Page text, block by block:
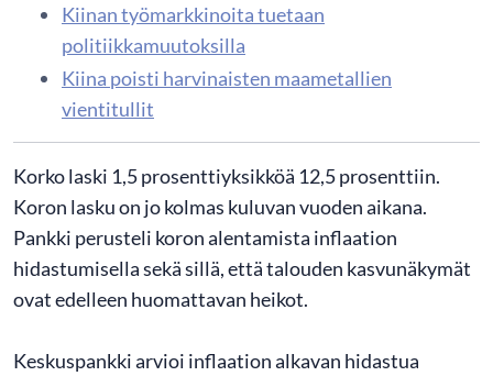
Kiinan työmarkkinoita tuetaan
politiikkamuutoksilla
Kiina poisti harvinaisten maametallien
vientitullit
Korko laski 1,5 prosenttiyksikköä 12,5 prosenttiin.
Koron lasku on jo kolmas kuluvan vuoden aikana.
Pankki perusteli koron alentamista inflaation
hidastumisella sekä sillä, että talouden kasvunäkymät
ovat edelleen huomattavan heikot.
Keskuspankki arvioi inflaation alkavan hidastua